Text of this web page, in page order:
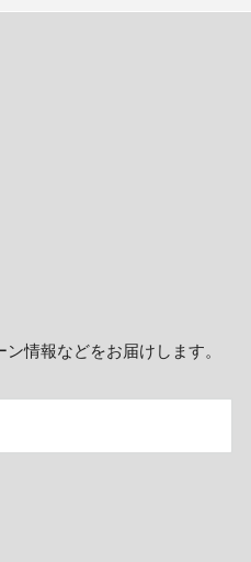
情報などをお届けします。